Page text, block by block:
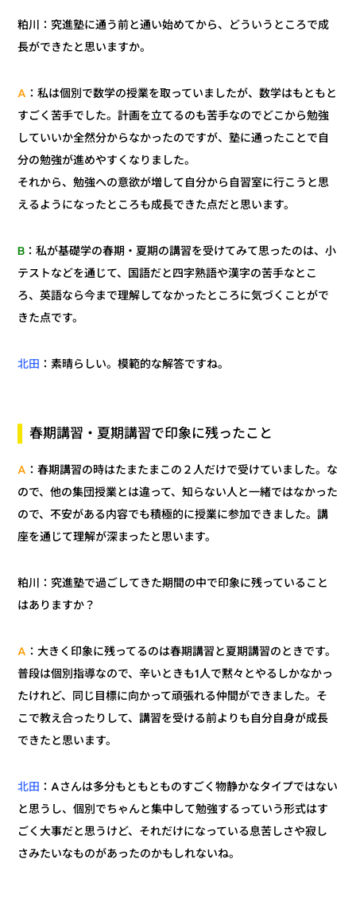
粕川 ：究進塾に通う前と通い始めてから、どういうところで成
長ができたと思いますか。
A ：私は個別で数学の授業を取っていましたが、数学はもともと
すごく苦手でした。計画を立てるのも苦手なのでどこから勉強
していいか全然分からなかったのですが、塾に通ったことで自
分の勉強が進めやすくなりました。
それから、勉強への意欲が増して自分から自習室に行こうと思
えるようになったところも成長できた点だと思います。
B ：私が基礎学の春期・夏期の講習を受けてみて思ったのは、小
テストなどを通じて、国語だと四字熟語や漢字の苦手なとこ
ろ、英語なら今まで理解してなかったところに気づくことがで
きた点です。
北田 ：素晴らしい。模範的な解答ですね。
春期講習・夏期講習で印象に残ったこと
A ：春期講習の時はたまたまこの２人だけで受けていました。な
ので、他の集団授業とは違って、知らない人と一緒ではなかった
ので、不安がある内容でも積極的に授業に参加できました。講
座を通じて理解が深まったと思います。
粕川 ：究進塾で過ごしてきた期間の中で印象に残っていること
はありますか？
A ：大きく印象に残ってるのは春期講習と夏期講習のときです。
普段は個別指導なので、辛いときも1人で黙々とやるしかなかっ
たけれど、同じ目標に向かって頑張れる仲間ができました。そ
こで教え合ったりして、講習を受ける前よりも自分自身が成長
できたと思います。
北田 ：Aさんは多分もともとものすごく物静かなタイプではない
と思うし、個別でちゃんと集中して勉強するっていう形式はす
ごく大事だと思うけど、それだけになっている息苦しさや寂し
さみたいなものがあったのかもしれないね。